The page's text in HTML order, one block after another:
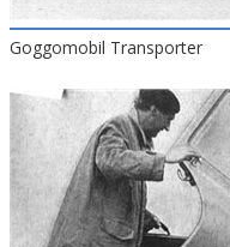
Goggomobil Transporter